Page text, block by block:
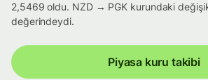
2,5469 oldu. NZD → PGK kurundaki
değerindeydi.
Piyasa kuru takibi